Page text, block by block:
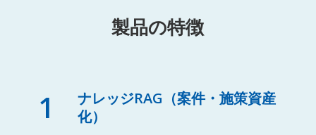
製品の特徴
1
ナレッジRAG（案件・施策資産
化）